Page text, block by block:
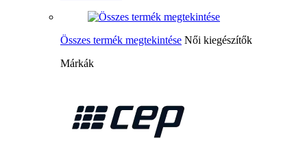
Összes termék megtekintése Női kiegészítők
Márkák